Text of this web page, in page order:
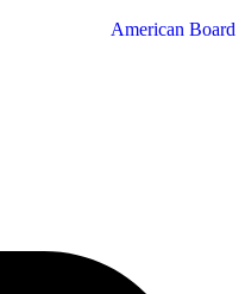
American Board